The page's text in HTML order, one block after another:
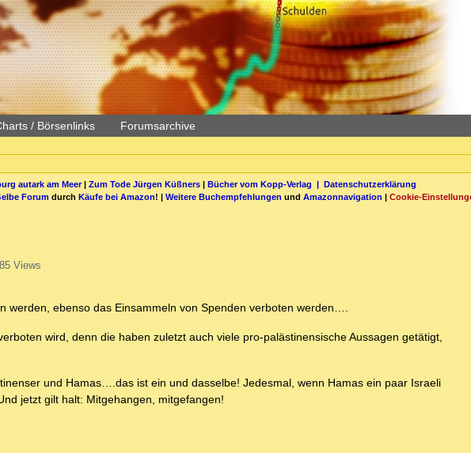
/ Börsenlinks Forumsarchive
autark am Meer| Zum Tode Jürgen Küßners| Bücher vom Kopp-Verlag | Datenschutzerklärung
Forum durch Käufe bei Amazon! | Weitere Buchempfehlungen und Amazonnavigation | Cookie-
Views
werden, ebenso das Einsammeln von Spenden verboten werden….
wird, denn die haben zuletzt auch viele pro-palästinensische Aussagen getätigt,
und Hamas….das ist ein und dasselbe! Jedesmal, wenn Hamas ein paar Israeli
jetzt gilt halt: Mitgehangen, mitgefangen!